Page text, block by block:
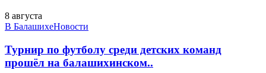
8 августа
В БалашихеНовости
Турнир по футболу среди детских команд
прошёл на балашихинском..